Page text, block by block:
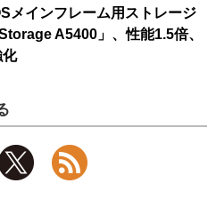
メインフレーム用ストレージ
A5400」、性能1.5倍、
化